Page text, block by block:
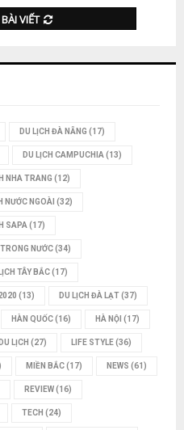
VIẾT
DU LỊCH ĐÀ NẴNG (17)
DU LỊCH CAMPUCHIA (13)
NHA TRANG (12)
NƯỚC NGOÀI (32)
SAPA (17)
NƯỚC(34)
TÂY BẮC(17)
(13) DU LỊCH ĐÀ LẠT(37)
HÀN QUỐC(16) HÀ NỘI (17)
LỊCH (27) LIFE STYLE(36)
MIỀN BẮC(17) NEWS (61)
REVIEW(16)
TECH (24)